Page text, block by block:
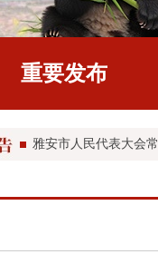
重要发布
雅安市人民代表大会
雅安市人民代表大会
雅安市人民代表大会
雅安市第五届人民代